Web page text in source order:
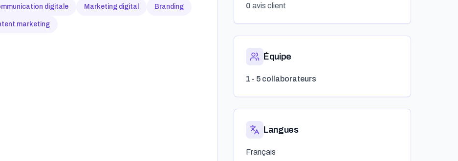
digitale Marketing digital Branding
marketing
0 avis client
Équipe
1 - 5 collaborateurs
Langues
Français